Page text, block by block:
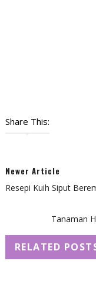
Share This:
Newer Article
Resepi Kuih Siput
Tanaman
RELATED